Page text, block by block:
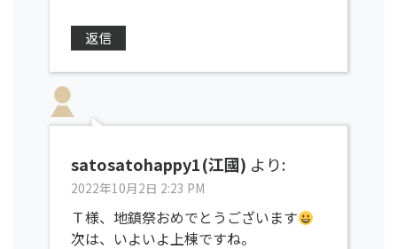
返信
satosatohappy1(江國) より:
2022年10月2日 2:23 PM
Ｔ様、地鎮祭おめでとうございます
次は、いよいよ上棟ですね。